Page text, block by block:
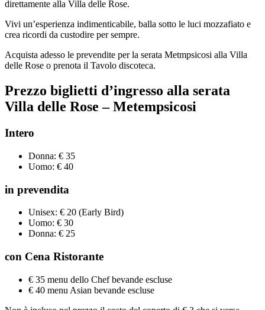
direttamente alla Villa delle Rose.
Vivi un’esperienza indimenticabile, balla sotto le luci mozzafiato e
crea ricordi da custodire per sempre.
Acquista adesso le prevendite per la serata Metmpsicosi alla Villa
delle Rose o prenota il Tavolo discoteca.
Prezzo biglietti d’ingresso alla serata
Villa delle Rose– Metempsicosi
Intero
Donna: € 35
Uomo: € 40
in prevendita
Unisex: € 20 (Early Bird)
Uomo: € 30
Donna: € 25
con Cena Ristorante
€ 35 menu dello Chef bevande escluse
€ 40 menu Asian bevande escluse